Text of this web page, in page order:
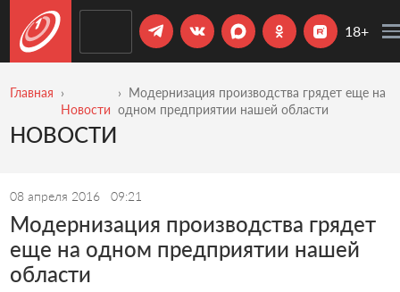
18+
Главная
Новости
Модернизация производства грядет еще на
одном предприятии нашей области
НОВОСТИ
08 апреля 2016 09:21
Модернизация производства грядет
еще на одном предприятии нашей
области